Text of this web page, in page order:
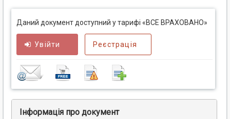
Даний документ доступний у тарифі «ВСЕ ВРАХОВАНО»
Увійти Реєстрація
Інформація про документ